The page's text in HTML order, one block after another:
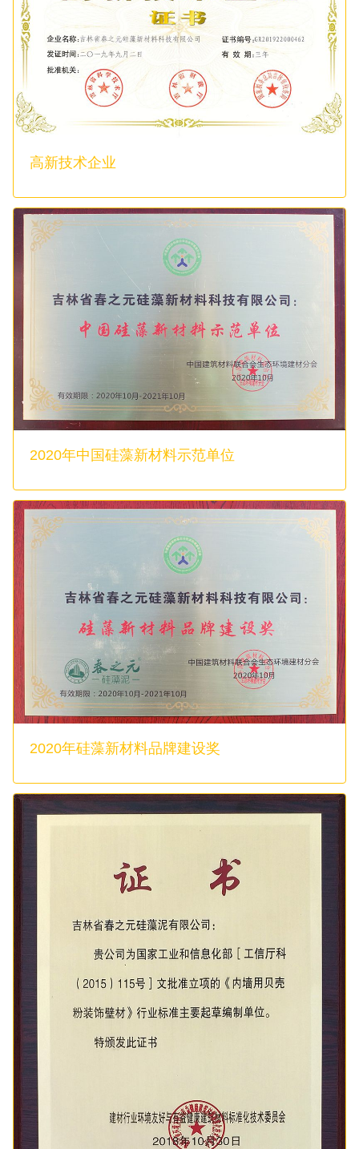
高新技术企业
2020年中国硅藻新材料示范单位
2020年硅藻新材料品牌建设奖